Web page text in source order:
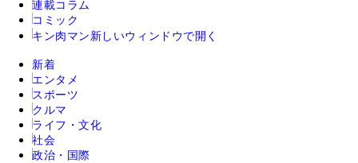
連載コラム
コミック
キン肉マン 新しいウィンドウで開く
新着
エンタメ
スポーツ
クルマ
ライフ・文化
社会
政治・国際